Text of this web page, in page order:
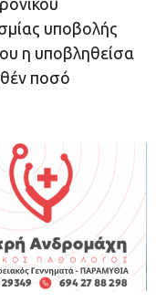
υποβολής
η υποβληθείσα
ποσό